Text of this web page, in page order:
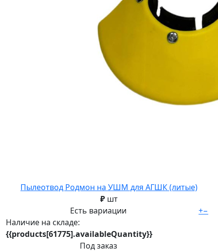
Пылеотвод Родмон на УШМ для АГШК (литые)
₽ шт
Есть вариации
Наличие на складе:
{{products[61775].availableQuantity}}
Под заказ
+−